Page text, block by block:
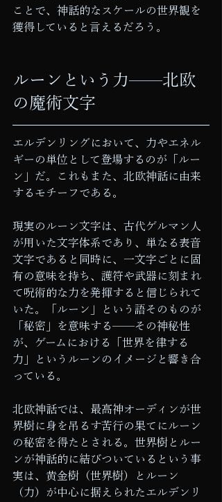
ことで、神話的なスケールの世界観を
獲得していると言えるだろう。
ルーンという力——北欧
の魔術文字
エルデンリングにおいて、力やエネル
ギーの単位として登場するのが「ルー
ン」だ。これもまた、北欧神話に由来
するモチーフである。
現実のルーン文字は、古代ゲルマン人
が用いた文字体系であり、単なる表音
文字であると同時に、一文字ごとに固
有の意味を持ち、護符や武器に刻まれ
て呪術的な力を発揮すると信じられて
いた。「ルーン」という語そのものが
「秘密」を意味する——その神秘性
が、ゲームにおける「世界を律する
力」というルーンのイメージと響き合
っている。
北欧神話では、最高神オーディンが世
界樹に身を吊るす苦行の果てにルーン
の秘密を得たとされる。世界樹とルー
ンが神話的に結びついているという事
実は、黄金樹（世界樹）とルーン
（力）が中心に据えられたエルデンリ